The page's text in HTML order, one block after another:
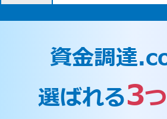
資金調達
選ばれる3つ